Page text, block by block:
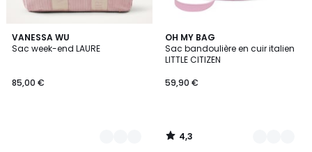
VANESSA WU
Sac week-end LAURE
85,00 €
3
Couleurs
OH MY BAG
Sac bandoulière en cuir italien
LITTLE CITIZEN
59,90 €
4,3
/ 5
24
Couleurs
4,3
/